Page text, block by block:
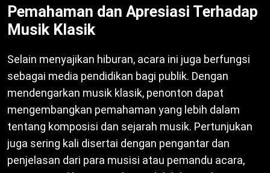
Pemahaman dan Apresiasi Terhadap
Musik Klasik
Selain menyajikan hiburan, acara ini juga berfungsi
sebagai media pendidikan bagi publik. Dengan
mendengarkan musik klasik, penonton dapat
mengembangkan pemahaman yang lebih dalam
tentang komposisi dan sejarah musik. Pertunjukan
juga sering kali disertai dengan pengantar dan
penjelasan dari para musisi atau pemandu acara,